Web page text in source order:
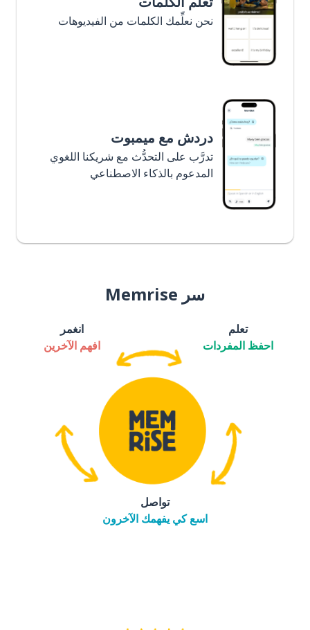
نحن نعلِّمك الكلمات من الفيديوهات
دردش مع ميمبوت
تدرَّب على التحدُّث مع شريكنا اللغوي
المدعوم بالذكاء الاصطناعي
سر Memrise
تعلم
احفظ المفردات
انغمر
افهم الآخرين
تواصل
اسع كي يفهمك الآخرون